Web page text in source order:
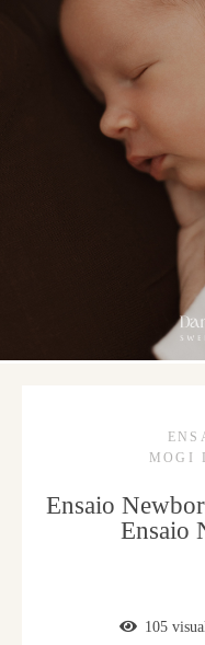
MOGI
Ensaio
Ensaio
105